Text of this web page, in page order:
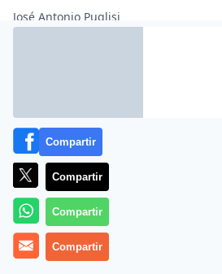
José Antonio Puglisi
Compartir
Compartir
Compartir
Compartir